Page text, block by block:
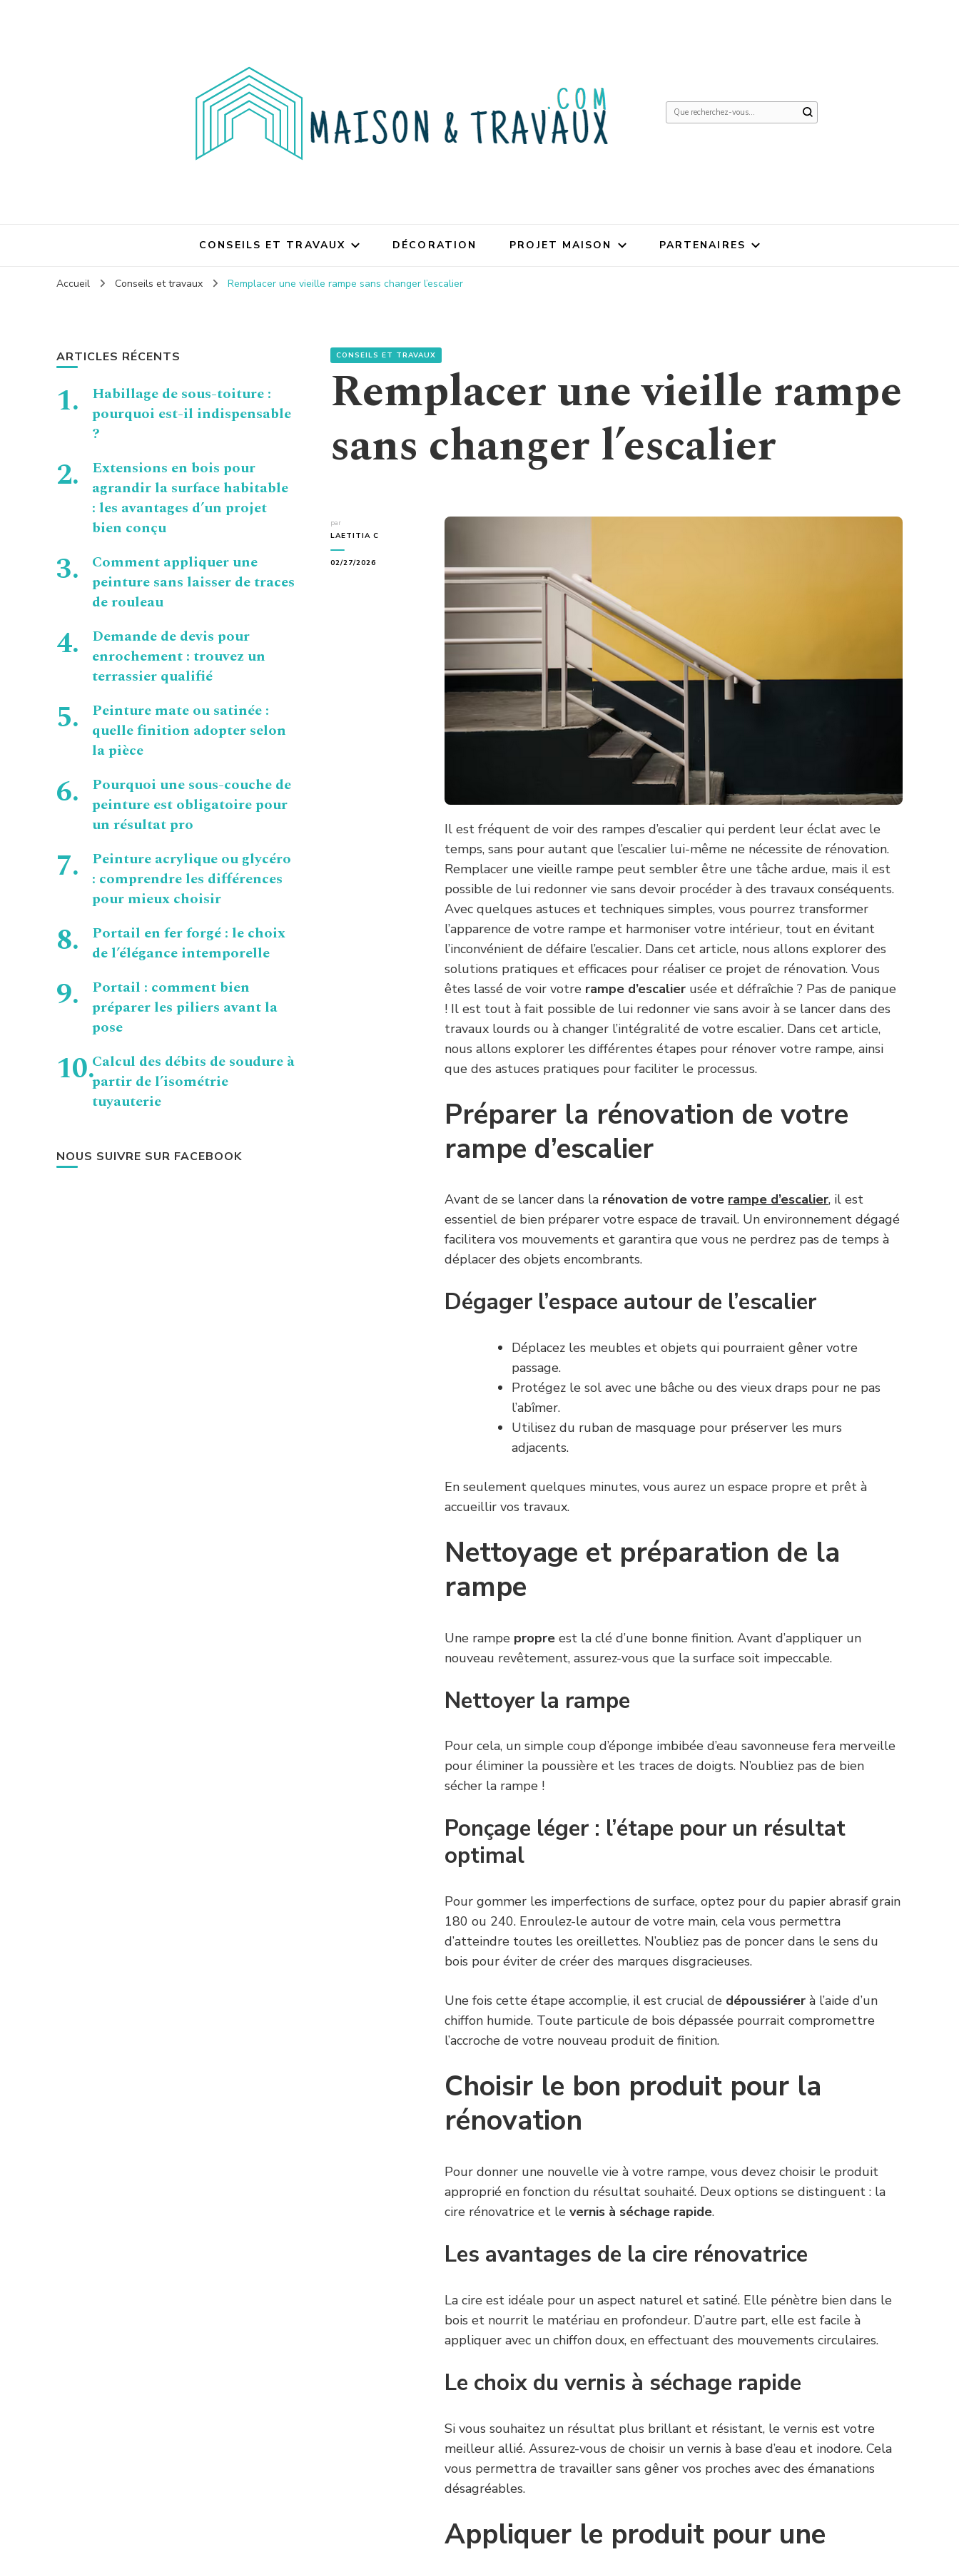
Vous
CONSEILS ET TRAVAUX DÉCORATION PROJET MAISON PARTENAIRES
Accueil Conseils et travaux Remplacer une vieille rampe sans changer l’escalier
CONSEILS ET TRAVAUX
Remplacer une vieille rampe
sans changer l’escalier
par
LAETITIA C
02/27/2026
Il est fréquent de voir des rampes d’escalier qui perdent leur éclat avec le
temps, sans pour autant que l’escalier lui-même ne nécessite de rénovation.
Remplacer une vieille rampe peut sembler être une tâche ardue, mais il est
possible de lui redonner vie sans devoir procéder à des travaux conséquents.
Avec quelques astuces et techniques simples, vous pourrez transformer
l’apparence de votre rampe et harmoniser votre intérieur, tout en évitant
l’inconvénient de défaire l’escalier. Dans cet article, nous allons explorer des
solutions pratiques et efficaces pour réaliser ce projet de rénovation. Vous
êtes lassé de voir votre rampe d’escalier usée et défraîchie ? Pas de panique
! Il est tout à fait possible de lui redonner vie sans avoir à se lancer dans des
travaux lourds ou à changer l’intégralité de votre escalier. Dans cet article,
nous allons explorer les différentes étapes pour rénover votre rampe, ainsi
que des astuces pratiques pour faciliter le processus.
Préparer la rénovation de votre
rampe d’escalier
Avant de se lancer dans la rénovation de votre rampe d’escalier, il est
essentiel de bien préparer votre espace de travail. Un environnement dégagé
facilitera vos mouvements et garantira que vous ne perdrez pas de temps à
déplacer des objets encombrants.
Dégager l’espace autour de l’escalier
Déplacez les meubles et objets qui pourraient gêner votre
passage.
Protégez le sol avec une bâche ou des vieux draps pour ne pas
l’abîmer.
Utilisez du ruban de masquage pour préserver les murs
adjacents.
En seulement quelques minutes, vous aurez un espace propre et prêt à
accueillir vos travaux.
Nettoyage et préparation de la
rampe
Une rampe propre est la clé d’une bonne finition. Avant d’appliquer un
nouveau revêtement, assurez-vous que la surface soit impeccable.
Nettoyer la rampe
Pour cela, un simple coup d’éponge imbibée d’eau savonneuse fera merveille
pour éliminer la poussière et les traces de doigts. N’oubliez pas de bien
sécher la rampe !
Ponçage léger : l’étape pour un résultat
optimal
Pour gommer les imperfections de surface, optez pour du papier abrasif grain
180 ou 240. Enroulez-le autour de votre main, cela vous permettra
d’atteindre toutes les oreillettes. N’oubliez pas de poncer dans le sens du
bois pour éviter de créer des marques disgracieuses.
Une fois cette étape accomplie, il est crucial de dépoussiérer à l’aide d’un
chiffon humide. Toute particule de bois dépassée pourrait compromettre
l’accroche de votre nouveau produit de finition.
Choisir le bon produit pour la
rénovation
Pour donner une nouvelle vie à votre rampe, vous devez choisir le produit
approprié en fonction du résultat souhaité. Deux options se distinguent : la
cire rénovatrice et levernis à séchage rapide.
Les avantages de la cire rénovatrice
La cire est idéale pour un aspect naturel et satiné. Elle pénètre bien dans le
bois et nourrit le matériau en profondeur. D’autre part, elle est facile à
appliquer avec un chiffon doux, en effectuant des mouvements circulaires.
Le choix du vernis à séchage rapide
Si vous souhaitez un résultat plus brillant et résistant, le vernis est votre
meilleur allié. Assurez-vous de choisir un vernis à base d’eau et inodore. Cela
vous permettra de travailler sans gêner vos proches avec des émanations
désagréables.
Appliquer le produit pour une
ARTICLES RÉCENTS
Habillage de sous-toiture :
pourquoi est-il indispensable
?
Extensions en bois pour
agrandir la surface habitable
: les avantages d’un projet
bien conçu
Comment appliquer une
peinture sans laisser de traces
de rouleau
Demande de devis pour
enrochement : trouvez un
terrassier qualifié
Peinture mate ou satinée :
quelle finition adopter selon
la pièce
Pourquoi une sous-couche de
peinture est obligatoire pour
un résultat pro
Peinture acrylique ou glycéro
: comprendre les différences
pour mieux choisir
Portail en fer forgé : le choix
de l’élégance intemporelle
Portail : comment bien
préparer les piliers avant la
pose
Calcul des débits de soudure à
partir de l’isométrie
tuyauterie
NOUS SUIVRE SUR FACEBOOK